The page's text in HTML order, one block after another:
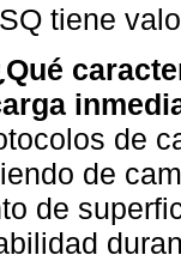
tiene
de
de
de